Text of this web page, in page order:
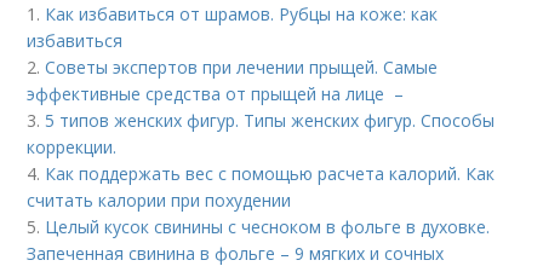
1. Как избавиться от шрамов. Рубцы на коже: как
избавиться
2.Советы экспертов при лечении прыщей. Самые
эффективные средства от прыщей на лице –
3. 5 типов женских фигур. Типы женских фигур. Способы
коррекции.
4. Как поддержать вес с помощью расчета калорий. Как
считать калории при похудении
5. Целый кусок свинины с чесноком в фольге в духовке.
Запеченная свинина в фольге – 9 мягких и сочных